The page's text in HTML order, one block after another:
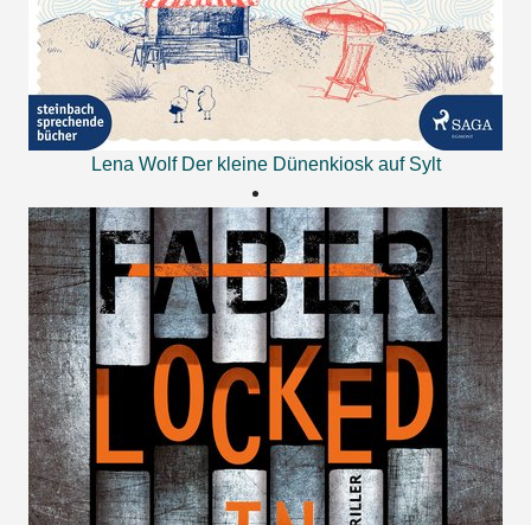
Lena Wolf Der kleine Dünenkiosk auf Sylt